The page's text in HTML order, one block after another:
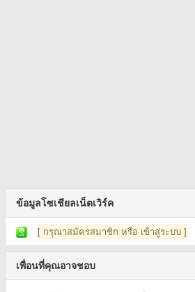
ข้อมูลโซเชียลเน็ตเวิร์ค
[ กรุณาสมัครสมาชิก หรือ เข้าสู่ระบบ ]
เพื่อนที่คุณอาจชอบ